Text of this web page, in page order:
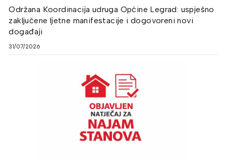
Održana Koordinacija udruga Općine Legrad: uspješno
zaključene ljetne manifestacije i dogovoreni novi
događaji
31/07/2026